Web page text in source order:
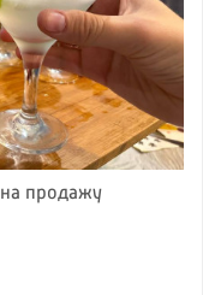
на продажу